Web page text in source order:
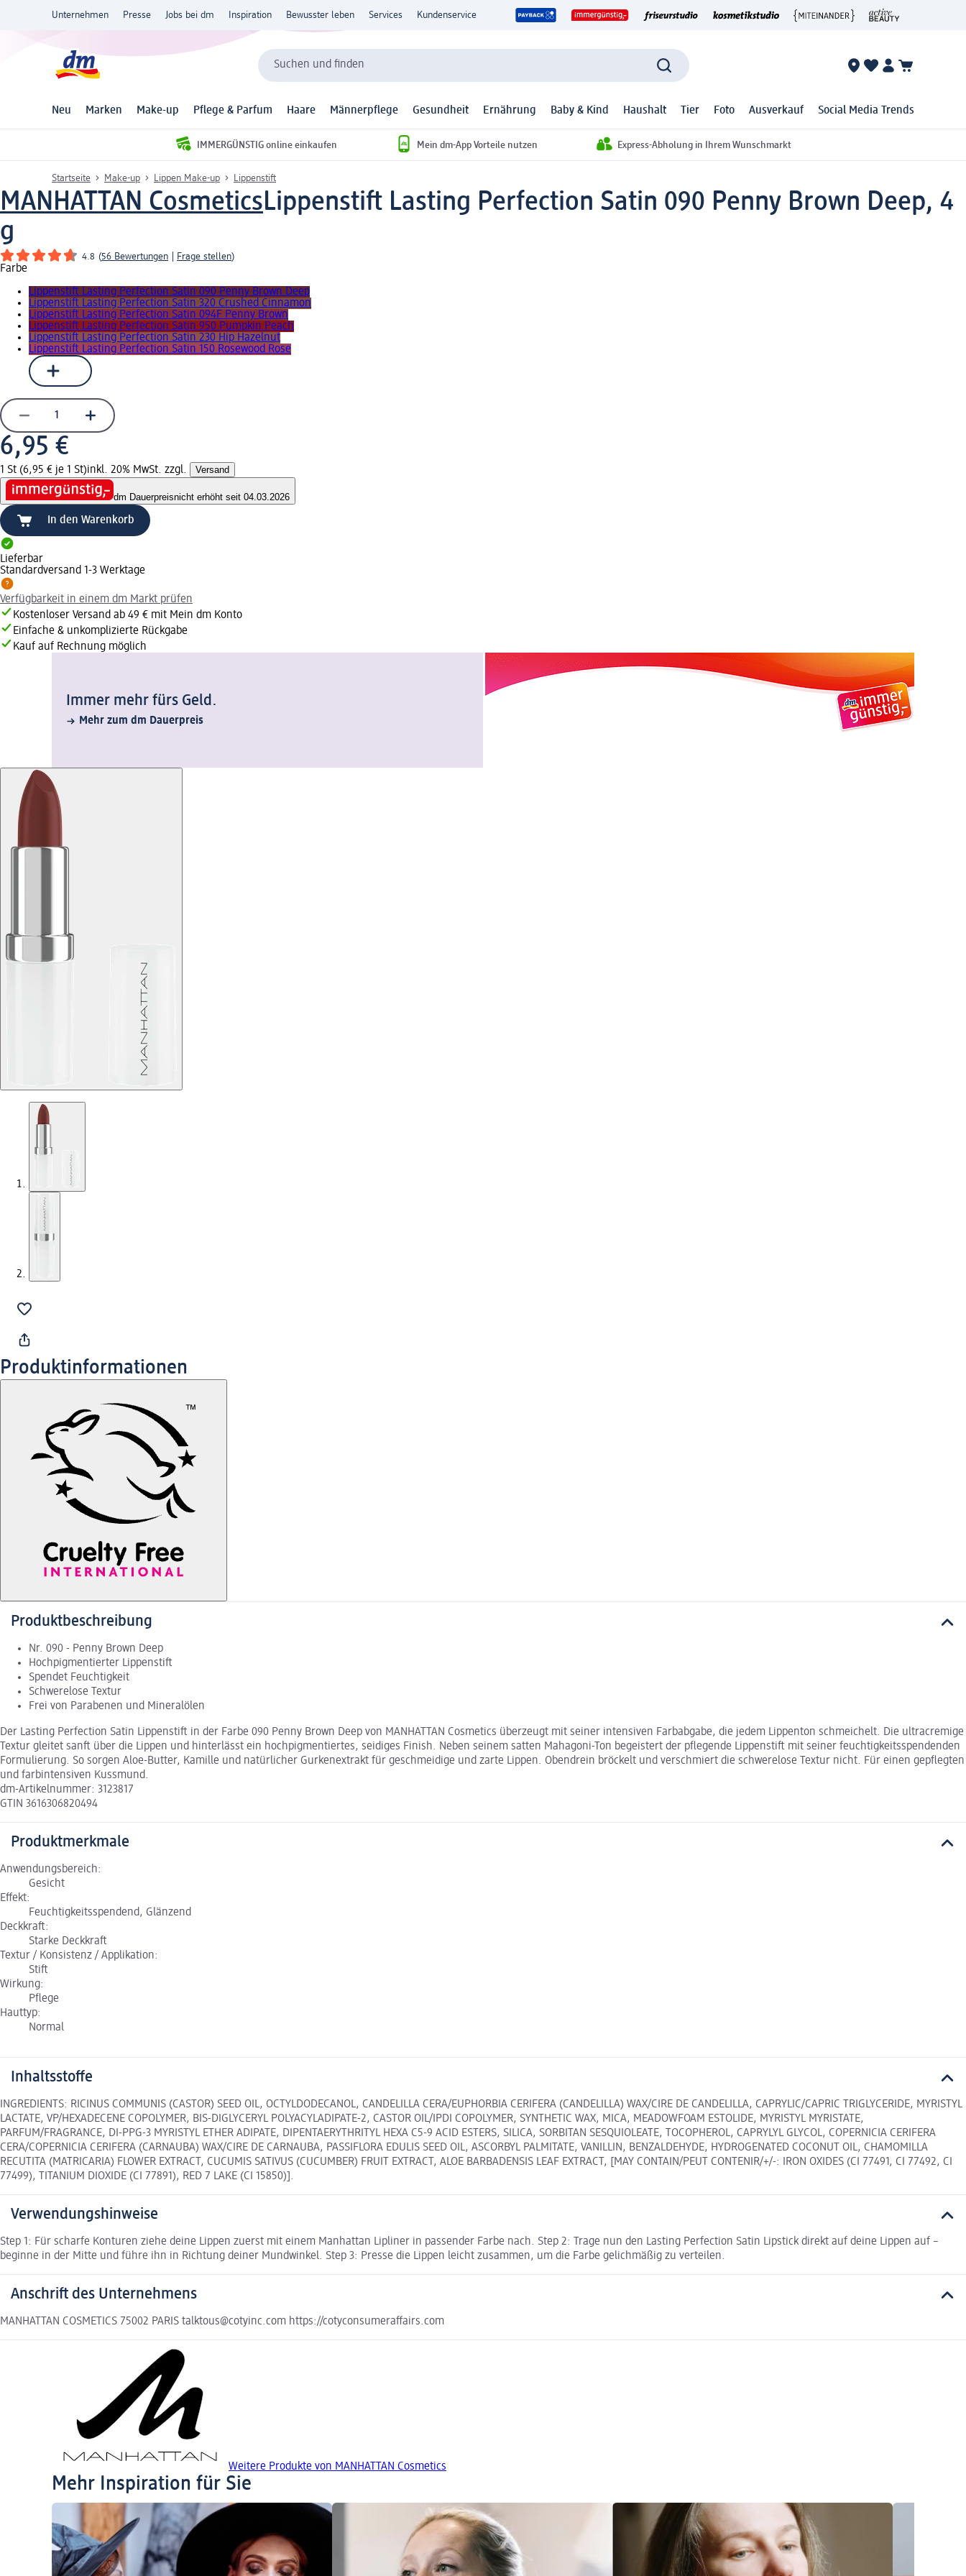
Unternehmen Presse Jobs bei dm Inspiration Bewusster leben Services Kundenservice
Suchen und finden
Neu Marken Make-up Pflege & Parfum Haare Männerpflege Gesundheit Ernährung Baby & Kind Haushalt Tier Foto Ausverkauf Social Media Trends
IMMERGÜNSTIG online einkaufen Mein dm-App Vorteile nutzen Express-Abholung in Ihrem Wunschmarkt
Startseite Make-up Lippen Make-up Lippenstift
MANHATTAN CosmeticsLippenstift Lasting Perfection Satin 090 Penny Brown Deep, 4
g
4.8 (56 Bewertungen Frage stellen)
Farbe
Lippenstift Lasting Perfection Satin 090 Penny Brown Deep
Lippenstift Lasting Perfection Satin 320 Crushed Cinnamon
Lippenstift Lasting Perfection Satin 094F Penny Brown
Lippenstift Lasting Perfection Satin 950 Pumpkin Peach
Lippenstift Lasting Perfection Satin 230 Hip Hazelnut
Lippenstift Lasting Perfection Satin 150 Rosewood Rose
6,95 €
1 St (6,95 € je 1 St)inkl. 20% MwSt. zzgl. Versand
dm Dauerpreisnicht erhöht seit 04.03.2026
In den Warenkorb
Lieferbar
Standardversand 1-3 Werktage
Verfügbarkeit in einem dm Markt prüfen
Kostenloser Versand ab 49 € mit Mein dm Konto
Einfache & unkomplizierte Rückgabe
Kauf auf Rechnung möglich
Immer mehr fürs Geld.
Mehr zum dm Dauerpreis
Produktinformationen
Produktbeschreibung
Nr. 090 - Penny Brown Deep
Hochpigmentierter Lippenstift
Spendet Feuchtigkeit
Schwerelose Textur
Frei von Parabenen und Mineralölen
Der Lasting Perfection Satin Lippenstift in der Farbe 090 Penny Brown Deep von MANHATTAN Cosmetics überzeugt mit seiner intensiven Farbabgabe, die jedem Lippenton schmeichelt. Die ultracremige
Textur gleitet sanft über die Lippen und hinterlässt ein hochpigmentiertes, seidiges Finish. Neben seinem satten Mahagoni-Ton begeistert der pflegende Lippenstift mit seiner feuchtigkeitsspendenden
Formulierung. So sorgen Aloe-Butter, Kamille und natürlicher Gurkenextrakt für geschmeidige und zarte Lippen. Obendrein bröckelt und verschmiert die schwerelose Textur nicht. Für einen gepflegten
und farbintensiven Kussmund.
dm-Artikelnummer: 3123817
GTIN 3616306820494
Produktmerkmale
Anwendungsbereich:
Gesicht
Effekt:
Feuchtigkeitsspendend, Glänzend
Deckkraft:
Starke Deckkraft
Textur / Konsistenz / Applikation:
Stift
Wirkung:
Pflege
Hauttyp:
Normal
Inhaltsstoffe
INGREDIENTS: RICINUS COMMUNIS (CASTOR) SEED OIL, OCTYLDODECANOL, CANDELILLA CERA/EUPHORBIA CERIFERA (CANDELILLA) WAX/CIRE DE CANDELILLA, CAPRYLIC/CAPRIC TRIGLYCERIDE, MYRISTYL
LACTATE, VP/HEXADECENE COPOLYMER, BIS-DIGLYCERYL POLYACYLADIPATE-2, CASTOR OIL/IPDI COPOLYMER, SYNTHETIC WAX, MICA, MEADOWFOAM ESTOLIDE, MYRISTYL MYRISTATE,
PARFUM/FRAGRANCE, DI-PPG-3 MYRISTYL ETHER ADIPATE, DIPENTAERYTHRITYL HEXA C5-9 ACID ESTERS, SILICA, SORBITAN SESQUIOLEATE, TOCOPHEROL, CAPRYLYL GLYCOL, COPERNICIA CERIFERA
CERA/COPERNICIA CERIFERA (CARNAUBA) WAX/CIRE DE CARNAUBA, PASSIFLORA EDULIS SEED OIL, ASCORBYL PALMITATE, VANILLIN, BENZALDEHYDE, HYDROGENATED COCONUT OIL, CHAMOMILLA
RECUTITA (MATRICARIA) FLOWER EXTRACT, CUCUMIS SATIVUS (CUCUMBER) FRUIT EXTRACT, ALOE BARBADENSIS LEAF EXTRACT, [MAY CONTAIN/PEUT CONTENIR/+/-: IRON OXIDES (CI 77491, CI 77492, CI
77499), TITANIUM DIOXIDE (CI 77891), RED 7 LAKE (CI 15850)].
Verwendungshinweise
Step 1: Für scharfe Konturen ziehe deine Lippen zuerst mit einem Manhattan Lipliner in passender Farbe nach. Step 2: Trage nun den Lasting Perfection Satin Lipstick direkt auf deine Lippen auf –
beginne in der Mitte und führe ihn in Richtung deiner Mundwinkel. Step 3: Presse die Lippen leicht zusammen, um die Farbe gelichmäßig zu verteilen.
Anschrift des Unternehmens
MANHATTAN COSMETICS 75002 PARIS talktous@cotyinc.com https://cotyconsumeraffairs.com
Weitere Produkte von MANHATTAN Cosmetics
Mehr Inspiration für Sie